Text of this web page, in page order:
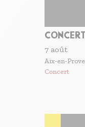
7 août
Aix-en-
Concert